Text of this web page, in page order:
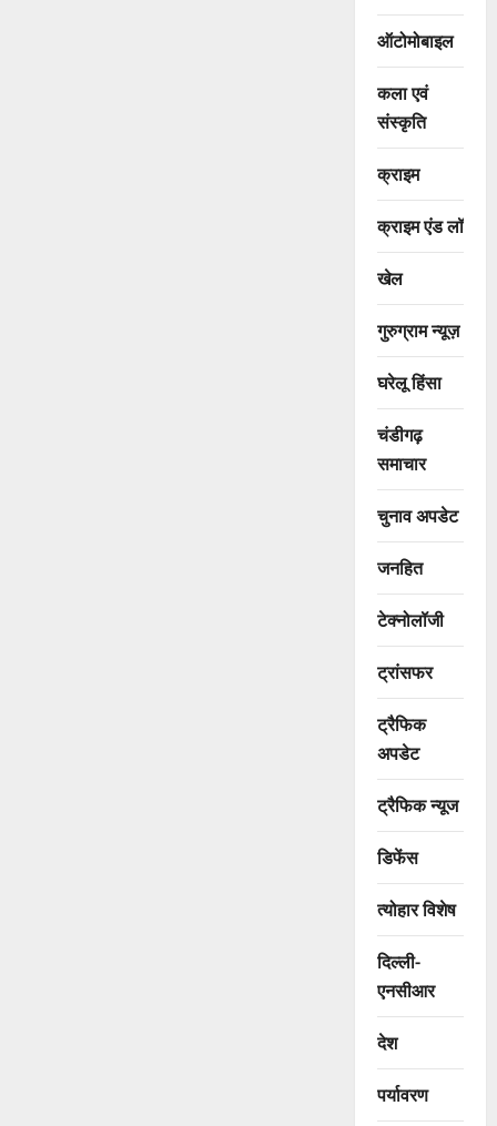
ऑटोमोबाइल
कला एवं
संस्कृति
क्राइम
क्राइम एंड लॉ
खेल
गुरुग्राम न्यूज़
घरेलू हिंसा
चंडीगढ़
समाचार
चुनाव अपडेट
जनहित
टेक्नोलॉजी
ट्रांसफर
ट्रैफिक
अपडेट
ट्रैफिक न्यूज
डिफेंस
त्योहार विशेष
दिल्ली-
एनसीआर
देश
पर्यावरण